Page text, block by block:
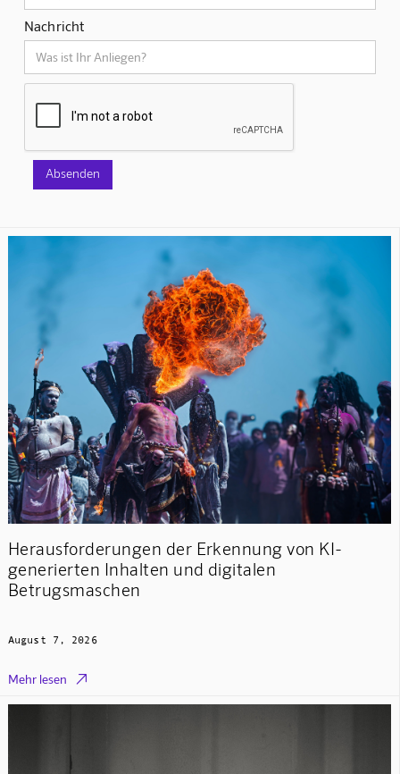
Nachricht
Herausforderungen der Erkennung von KI-
generierten Inhalten und digitalen
Betrugsmaschen
August 7, 2026
Mehr lesen 